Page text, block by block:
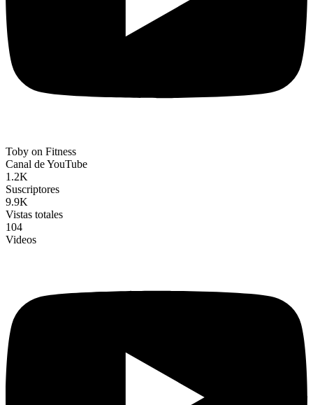
Toby on Fitness
Canal de YouTube
1.2K
Suscriptores
9.9K
Vistas totales
104
Videos